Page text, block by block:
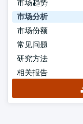
市场趋势
市场分析
市场份额
常见问题
研究方法
相关报告